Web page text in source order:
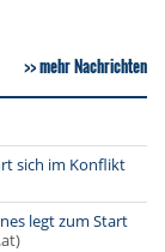
mehr Nachrichten
sich im Konflikt
legt zum Start